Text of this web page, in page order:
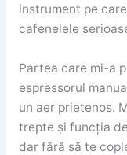
instrument pe
cafenelele
Partea care mi-a
espressorul
un aer prietenos.
trepte și funcția
dar fără să te